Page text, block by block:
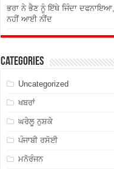
ਭਰਾ ਨੇ ਭੈਣ ਨੂੰ ਇੱਥੇ ਜਿੰਦਾ
ਨਹੀਂ ਆਈ ਨੀਂਦ
Categories
Uncategorized
ਖਬਰਾਂ
ਘਰੇਲੂ ਨੁਸ਼ਕੇ
ਪੰਜਾਬੀ ਰਸੋਈ
ਮਨੋਰੰਜਨ